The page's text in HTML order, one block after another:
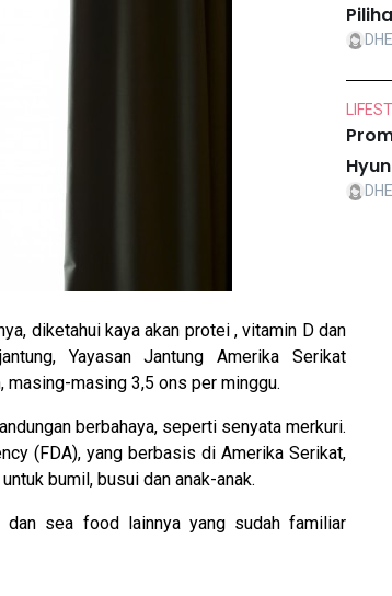
diketahui kaya akan protei , vitamin D dan
Yayasan Jantung Amerika Serikat
masing 3,5 ons per minggu.
berbahaya, seperti senyata merkuri.
(FDA), yang berbasis di Amerika Serikat,
bumil, busui dan anak-anak.
sea food lainnya yang sudah familiar